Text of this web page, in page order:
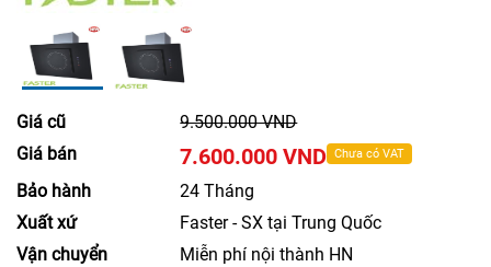
Giá cũ
9.500.000 VND
Giá bán
7.600.000 VND Chưa có VAT
Bảo hành
24 Tháng
Xuất xứ
Faster - SX tại Trung Quốc
Vận chuyển
Miễn phí nội thành HN